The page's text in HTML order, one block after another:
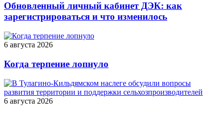
Обновленный личный кабинет ДЭК: как
зарегистрироваться и что изменилось
6 августа 2026
Когда терпение лопнуло
6 августа 2026